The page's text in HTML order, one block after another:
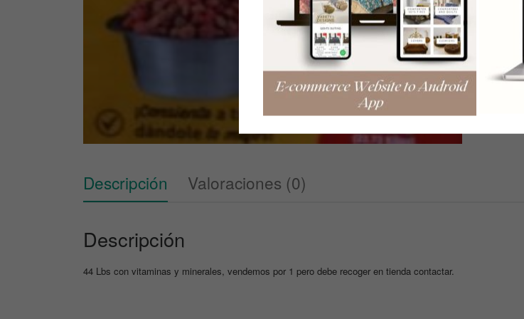
Descripción Valoraciones (0)
Descripción
44 Lbs con vitaminas y minerales, vendemos por 1 pero debe recoger en tienda contactar.